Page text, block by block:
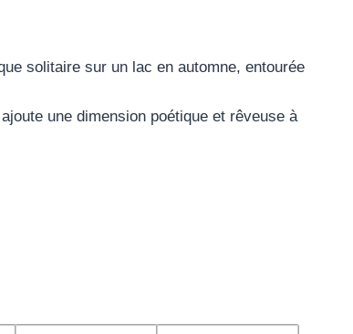
solitaire sur un lac en automne, entourée
une dimension poétique et rêveuse à